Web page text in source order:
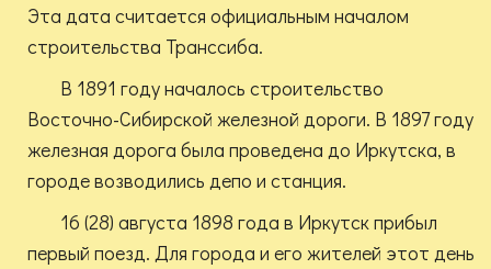
Эта дата считается официальным началом
строительства Транссиба.
В 1891 году началось строительство
Восточно-Сибирской железной дороги. В 1897 году
железная дорога была проведена до Иркутска, в
городе возводились депо и станция.
16 (28) августа 1898 года в Иркутск прибыл
первый поезд. Для города и его жителей этот день